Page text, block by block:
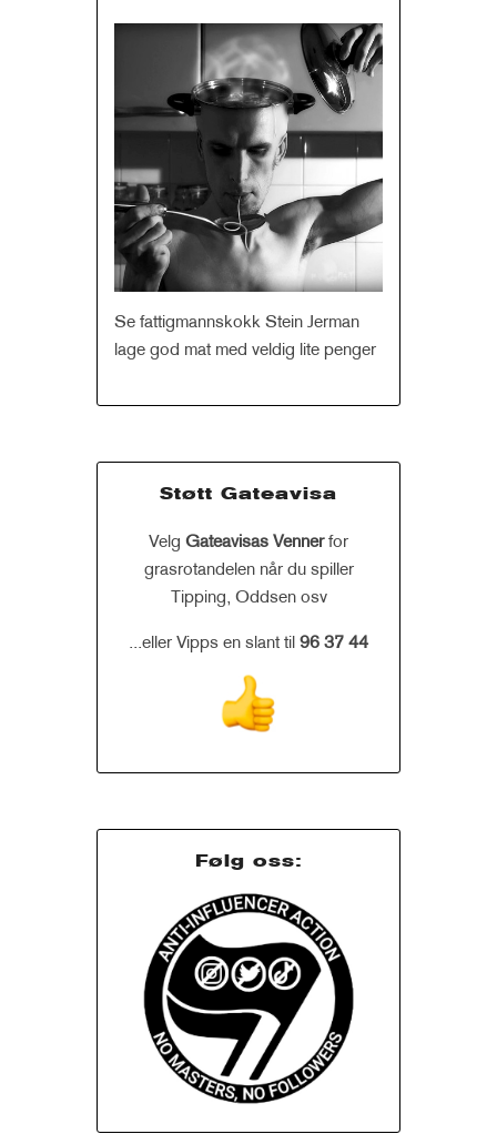
Se fattigmannskokk Stein Jerman
lage god mat med veldig lite penger
Støtt Gateavisa
Velg Gateavisas Vennerfor
grasrotandelen når du spiller
Tipping, Oddsen osv
...eller Vipps en slant til 96 37 44
Følg oss: